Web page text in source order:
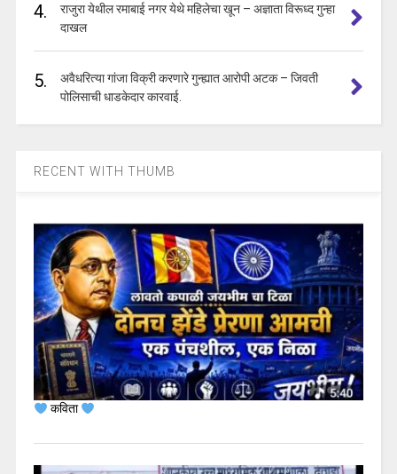
4.
राजुरा येथील रमाबाई नगर येथे महिलेचा खून – अज्ञाता विरूध्द गुन्हा
दाखल
5.
अवैधरित्या गांजा विक्री करणारे गुन्ह्यात आरोपी अटक – जिवती
पोलिसाची धाडकेदार कारवाई.
RECENT WITH THUMB
कविता